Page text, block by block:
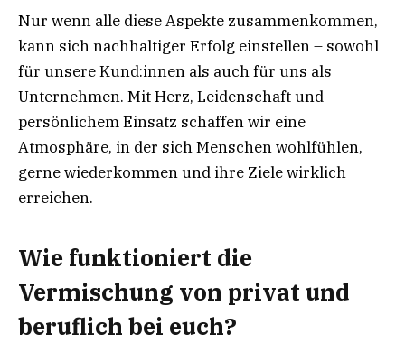
Nur wenn alle diese Aspekte zusammenkommen,
kann sich nachhaltiger Erfolg einstellen – sowohl
für unsere Kund:innen als auch für uns als
Unternehmen. Mit Herz, Leidenschaft und
persönlichem Einsatz schaffen wir eine
Atmosphäre, in der sich Menschen wohlfühlen,
gerne wiederkommen und ihre Ziele wirklich
erreichen.
Wie funktioniert die
Vermischung von privat und
beruflich bei euch?